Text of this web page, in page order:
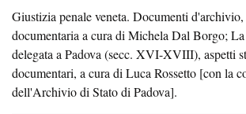
Giustizia penale veneta. Documenti d'archivio,
documentaria a cura di Michela Dal Borgo;
delegata a Padova (secc. XVI-XVIII), aspetti
documentari, a cura di Luca Rossetto [con la
dell'Archivio di Stato di Padova].